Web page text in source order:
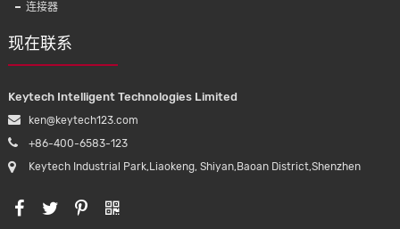
连接器
现在联系
Keytech Intelligent Technologies Limited
ken@keytech123.com
+86-400-6583-123
Keytech Industrial Park,Liaokeng, Shiyan,Baoan District,Shenzhen